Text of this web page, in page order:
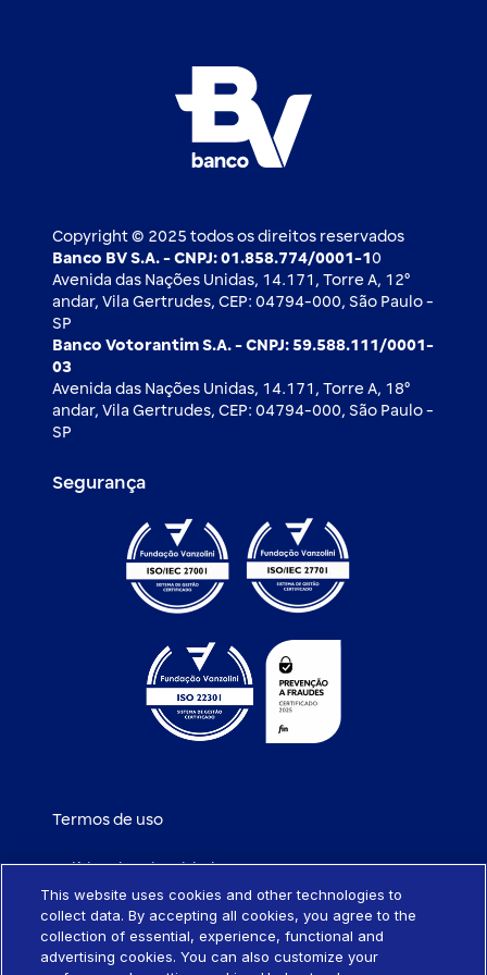
Câmbio e Comércio exterior
Notícias Econômicas
Copyright © 2025 todos os direitos reservados
Banco BV S.A. - CNPJ: 01.858.774/0001-10
Avenida das Nações Unidas, 14.171, Torre A, 12⁰
andar, Vila Gertrudes, CEP: 04794-000, São Paulo -
SP
Banco Votorantim S.A. - CNPJ: 59.588.111/0001-
03
Avenida das Nações Unidas, 14.171, Torre A, 18⁰
andar, Vila Gertrudes, CEP: 04794-000, São Paulo -
SP
Segurança
Termos de uso
Política de privacidade
Política de cookies
Portabilidade de empréstimo
This website uses cookies and other technologies to
collect data. By accepting all cookies, you agree to the
collection of essential, experience, functional and
advertising cookies. You can also customize your